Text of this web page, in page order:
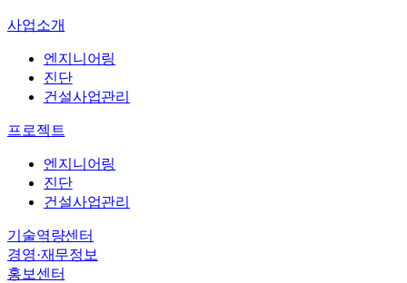
건설사업관리
바로가기→
바로가기→
회사뉴스
직무소개
복리후생
채용절차
채용공고
사업소개
엔지니어링
진단
건설사업관리
프로젝트
엔지니어링
진단
건설사업관리
기술역량센터
경영·재무정보
홍보센터